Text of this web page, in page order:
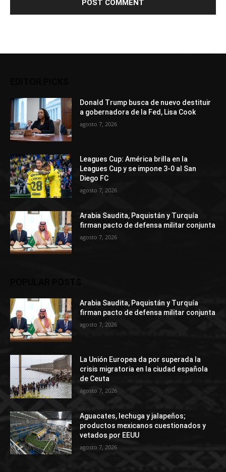
Donald Trump busca de nuevo destituir
a gobernadora de la Fed, Lisa Cook
agosto 7, 2026
Leagues Cup: América brilla en la
Leagues Cup y se impone 3-0 al San
Diego FC
agosto 7, 2026
Arabia Saudita, Paquistán y Turquía
firman pacto de defensa militar conjunta
agosto 7, 2026
Arabia Saudita, Paquistán y Turquía
firman pacto de defensa militar conjunta
agosto 7, 2026
La Unión Europea da por superada la
crisis migratoria en la ciudad española
de Ceuta
agosto 7, 2026
Aguacates, lechuga y jalapeños;
productos mexicanos cuestionados y
vetados por EEUU
agosto 7, 2026